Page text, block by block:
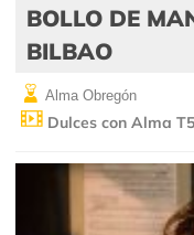
BOLLO DE
BILBAO
Alma Obregón
Dulces con Alma T5